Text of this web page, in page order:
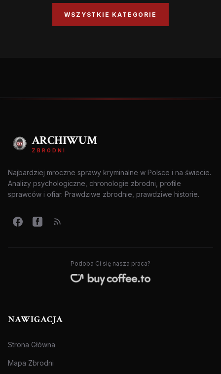
WSZYSTKIE KATEGORIE
ARCHIWUM
ZBRODNI
Najbardziej mroczne sprawy kryminalne w Polsce i na świecie.
Analizy psychologiczne, chronologie zbrodni, profile
sprawców i ofiar. Prawdziwe zbrodnie, prawdziwe historie.
Podoba Ci się nasza praca?
NAWIGACJA
Strona Główna
Mapa Zbrodni